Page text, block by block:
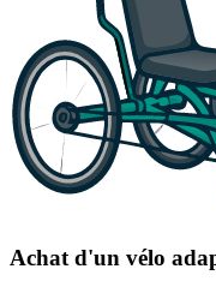
Achat d'un vélo